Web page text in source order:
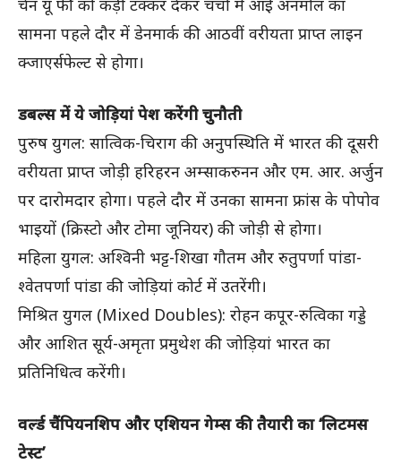
सामना पहले दौर में डेनमार्क की आठवीं वरीयता प्राप्त लाइन
क्जाएर्सफेल्ट से होगा।
डबल्स में ये जोड़ियां पेश करेंगी चुनौती
पुरुष युगल: सात्विक-चिराग की अनुपस्थिति में भारत की दूसरी
वरीयता प्राप्त जोड़ी हरिहरन अम्साकरुनन और एम. आर. अर्जुन
पर दारोमदार होगा। पहले दौर में उनका सामना फ्रांस के पोपोव
भाइयों (क्रिस्टो और टोमा जूनियर) की जोड़ी से होगा।
महिला युगल: अश्विनी भट्ट-शिखा गौतम और रुतुपर्णा पांडा-
श्वेतपर्णा पांडा की जोड़ियां कोर्ट में उतरेंगी।
मिश्रित युगल (Mixed Doubles): रोहन कपूर-रुत्विका गड्डे
और आशित सूर्य-अमृता प्रमुथेश की जोड़ियां भारत का
प्रतिनिधित्व करेंगी।
वर्ल्ड चैंपियनशिप और एशियन गेम्स की तैयारी का ‘लिटमस
टेस्ट’